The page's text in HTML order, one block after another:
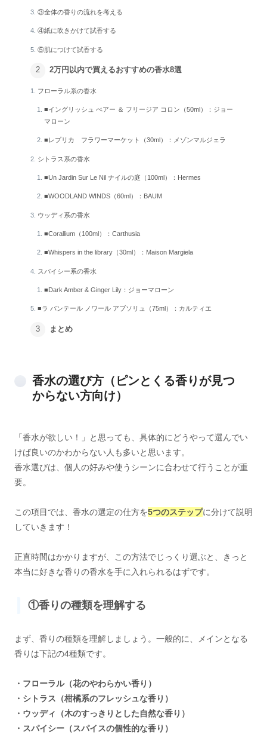
③全体の香りの流れを考える
④紙に吹きかけて試香する
⑤肌につけて試香する
2万円以内で買えるおすすめの香水8選
フローラル系の香水
■イングリッシュ ぺアー ＆ フリージア コロン（50ml）：ジョー
マローン
■レプリカ フラワーマーケット（30ml）：メゾンマルジェラ
シトラス系の香水
■Un Jardin Sur Le Nil ナイルの庭（100ml）：Hermes
■WOODLAND WINDS（60ml）：BAUM
ウッディ系の香水
■Corallium（100ml）：Carthusia
■Whispers in the library（30ml）：Maison Margiela
スパイシー系の香水
■Dark Amber & Ginger Lily：ジョーマローン
■ラ パンテール ノワール アブソリュ（75ml）：カルティエ
まとめ
香水の選び方（ピンとくる香りが見つ
からない方向け）
「香水が欲しい！」と思っても、具体的にどうやって選んでい
けば良いのかわからない人も多いと思います。
香水選びは、個人の好みや使うシーンに合わせて行うことが重
要。
この項目では、香水の選定の仕方を5つのステップに分けて説明
していきます！
正直時間はかかりますが、この方法でじっくり選ぶと、きっと
本当に好きな香りの香水を手に入れられるはずです。
①香りの種類を理解する
まず、香りの種類を理解しましょう。一般的に、メインとなる
香りは下記の4種類です。
・フローラル（花のやわらかい香り）
・シトラス（柑橘系のフレッシュな香り）
・ウッディ（木のすっきりとした自然な香り）
・スパイシー（スパイスの個性的な香り）